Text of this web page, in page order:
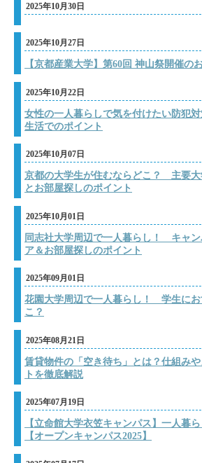
2025年10月30日
2025年10月27日
【京都産業大学】第60回 神山祭開催の
2025年10月22日
女性の一人暮らしで気を付けたい防犯
生活でのポイント
2025年10月07日
京都の大学生が住むならどこ？ 主要大
とお部屋探しのポイント
2025年10月01日
同志社大学周辺で一人暮らし！ キャン
ア＆お部屋探しのポイント
2025年09月01日
花園大学周辺で一人暮らし！ 学生にお
こ？
2025年08月21日
賃貸物件の「空き待ち」とは？仕組み
トを徹底解説
2025年07月19日
【立命館大学衣笠キャンパス】一人暮
【オープンキャンパス2025】